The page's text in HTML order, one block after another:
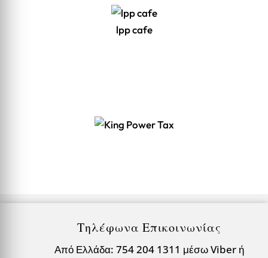
lpp cafe
Τηλέφωνα Επικοινωνίας
Από Ελλάδα: 754 204 1311 μέσω Viber ή